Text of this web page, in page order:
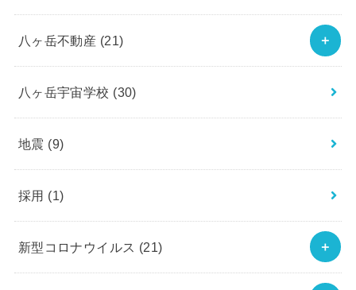
八ヶ岳不動産 (21)
八ヶ岳宇宙学校 (30)
地震 (9)
採用 (1)
新型コロナウイルス (21)